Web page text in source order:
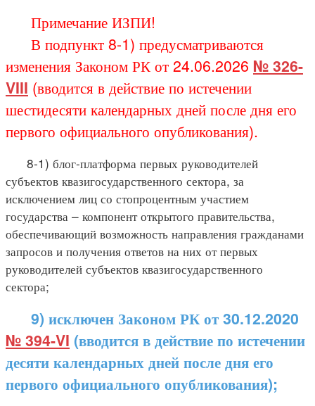
Примечание ИЗПИ!
В подпункт 8-1) предусматриваются
изменения Законом РК от 24.06.2026 № 326-
VIII (вводится в действие по истечении
шестидесяти календарных дней после дня его
первого официального опубликования).
8-1) блог-платформа первых руководителей
субъектов квазигосударственного сектора, за
исключением лиц со стопроцентным участием
государства – компонент открытого правительства,
обеспечивающий возможность направления гражданами
запросов и получения ответов на них от первых
руководителей субъектов квазигосударственного
сектора;
9) исключен Законом РК от 30.12.2020
№ 394-VI (вводится в действие по истечении
десяти календарных дней после дня его
первого официального опубликования);